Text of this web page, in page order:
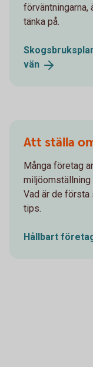
förväntningarna,
tänka på.
vän
Att ställa
Många företag
miljöomställning
Vad är de första
tips.
Hållbart